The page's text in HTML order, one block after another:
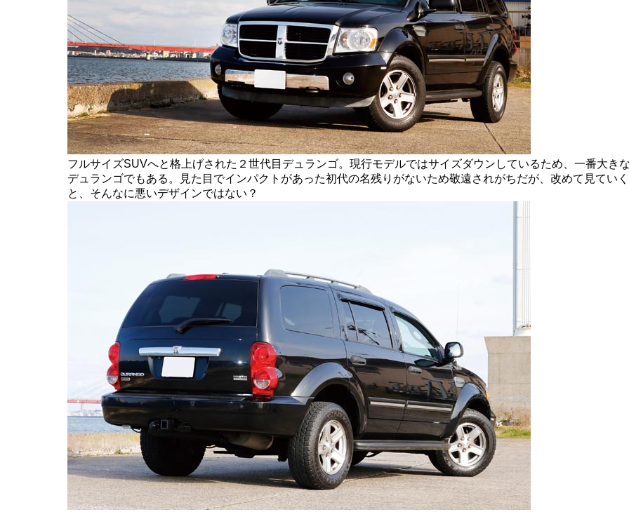
フルサイズSUVへと格上げされた２世代目デュランゴ。現行モデルではサイズダウンしているため、一番大き
デュランゴでもある。見た目でインパクトがあった初代の名残りがないため敬遠されがちだが、改めて見ていく
と、そんなに悪いデザインではない？